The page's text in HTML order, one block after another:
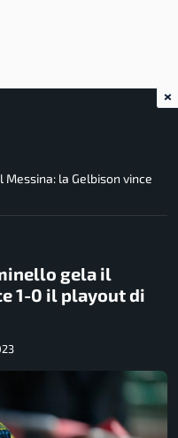
la Gelbison vince
gela il
1-0 il playout di
×